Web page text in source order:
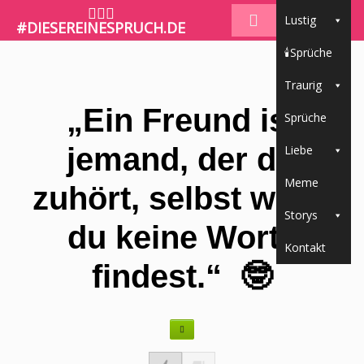
🤷🏼‍♀️
#DIESEREINESPRUCH.DE Lustig
🕯Sprüche
Traurig
Sprüche
Liebe
Meme
Storys
Kontakt
„Ein Freund ist
jemand, der dir
zuhört, selbst wenn
du keine Worte
findest.“ 🤓